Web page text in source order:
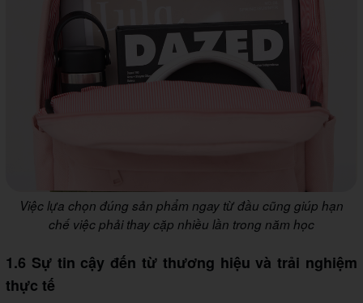
Việc lựa chọn đúng sản phẩm ngay từ đầu cũng giúp hạn
chế việc phải thay cặp nhiều lần trong năm học
1.6 Sự tin cậy đến từ thương hiệu và trải nghiệm
thực tế